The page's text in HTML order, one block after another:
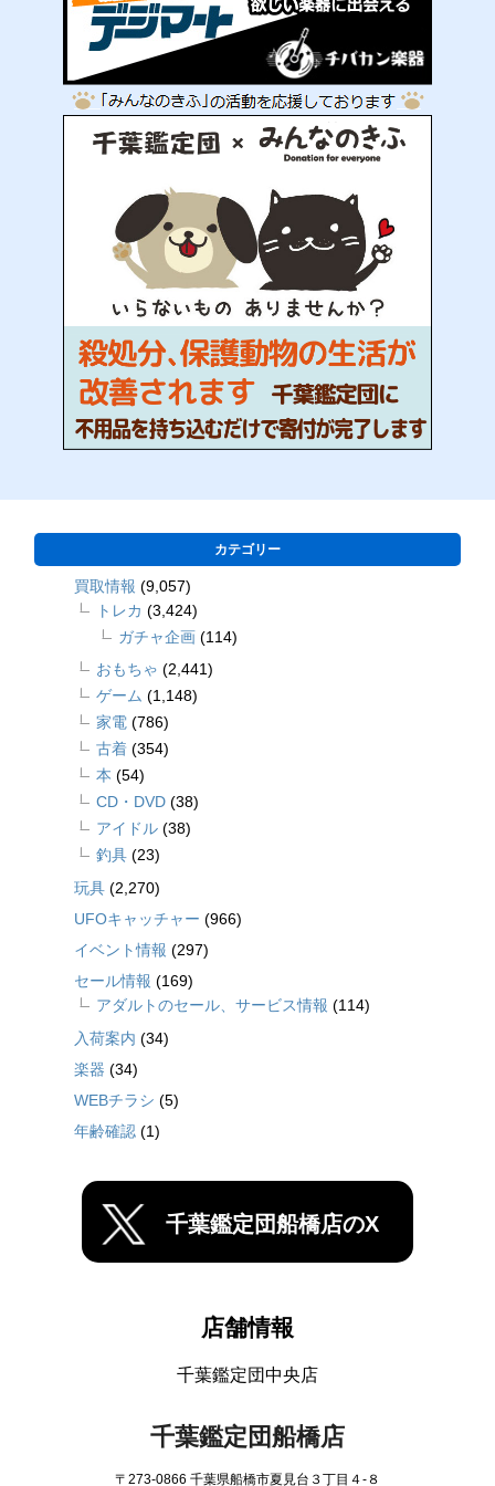
カテゴリー
買取情報 (9,057)
トレカ (3,424)
ガチャ企画 (114)
おもちゃ (2,441)
ゲーム (1,148)
家電 (786)
古着 (354)
本 (54)
CD・DVD (38)
アイドル (38)
釣具 (23)
玩具 (2,270)
UFOキャッチャー (966)
イベント情報 (297)
セール情報 (169)
アダルトのセール、サービス情報 (114)
入荷案内 (34)
楽器 (34)
WEBチラシ (5)
年齢確認 (1)
千葉鑑定団船橋店のX
店舗情報
千葉鑑定団中央店
千葉鑑定団船橋店
〒273-0866 千葉県船橋市夏見台３丁目４-８